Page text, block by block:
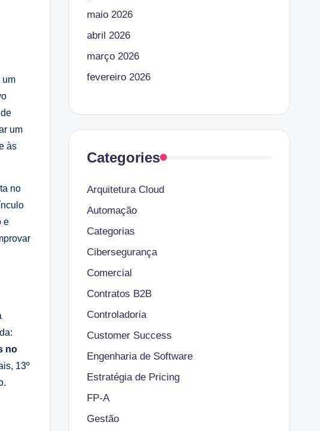
um
um
às
no
e
no
13º
maio 2026
abril 2026
março 2026
fevereiro 2026
Categories
Arquitetura Cloud
Automação
Categorias
Cibersegurança
Comercial
Contratos B2B
Controladoria
Customer Success
Engenharia de Software
Estratégia de Pricing
FP-A
Gestão